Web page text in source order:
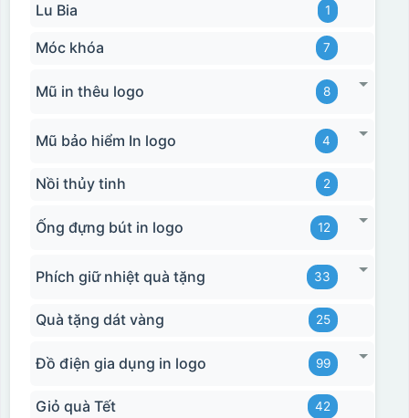
Lu Bia 1
Móc khóa 7
Mũ in thêu logo 8
Mũ bảo hiểm In logo 4
Nồi thủy tinh 2
Ống đựng bút in logo 12
Phích giữ nhiệt quà tặng 33
Quà tặng dát vàng 25
Đồ điện gia dụng in logo 99
Giỏ quà Tết 42